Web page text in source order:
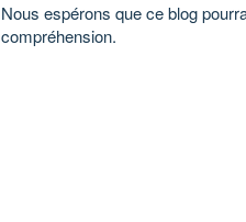
Nous espérons que ce blog
compréhension.